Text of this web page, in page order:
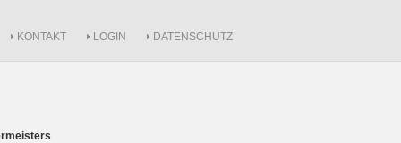
KONTAKT LOGIN DATENSCHUTZ